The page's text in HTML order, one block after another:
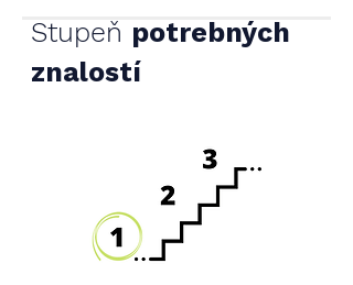
Stupeň potrebných
znalostí